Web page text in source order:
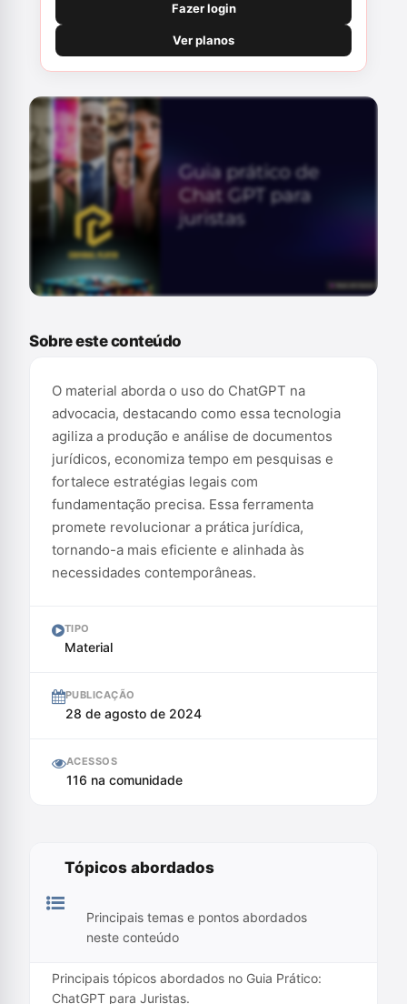
Fazer login
Ver planos
Conteúdo exclusivo para assinantes
Sobre este conteúdo
O material aborda o uso do ChatGPT na
advocacia, destacando como essa tecnologia
agiliza a produção e análise de documentos
jurídicos, economiza tempo em pesquisas e
fortalece estratégias legais com
fundamentação precisa. Essa ferramenta
promete revolucionar a prática jurídica,
tornando-a mais eficiente e alinhada às
necessidades contemporâneas.
TIPO
Material
PUBLICAÇÃO
28 de agosto de 2024
ACESSOS
116 na comunidade
Tópicos abordados
Principais temas e pontos abordados
neste conteúdo
Principais tópicos abordados no Guia Prático:
ChatGPT para Juristas.